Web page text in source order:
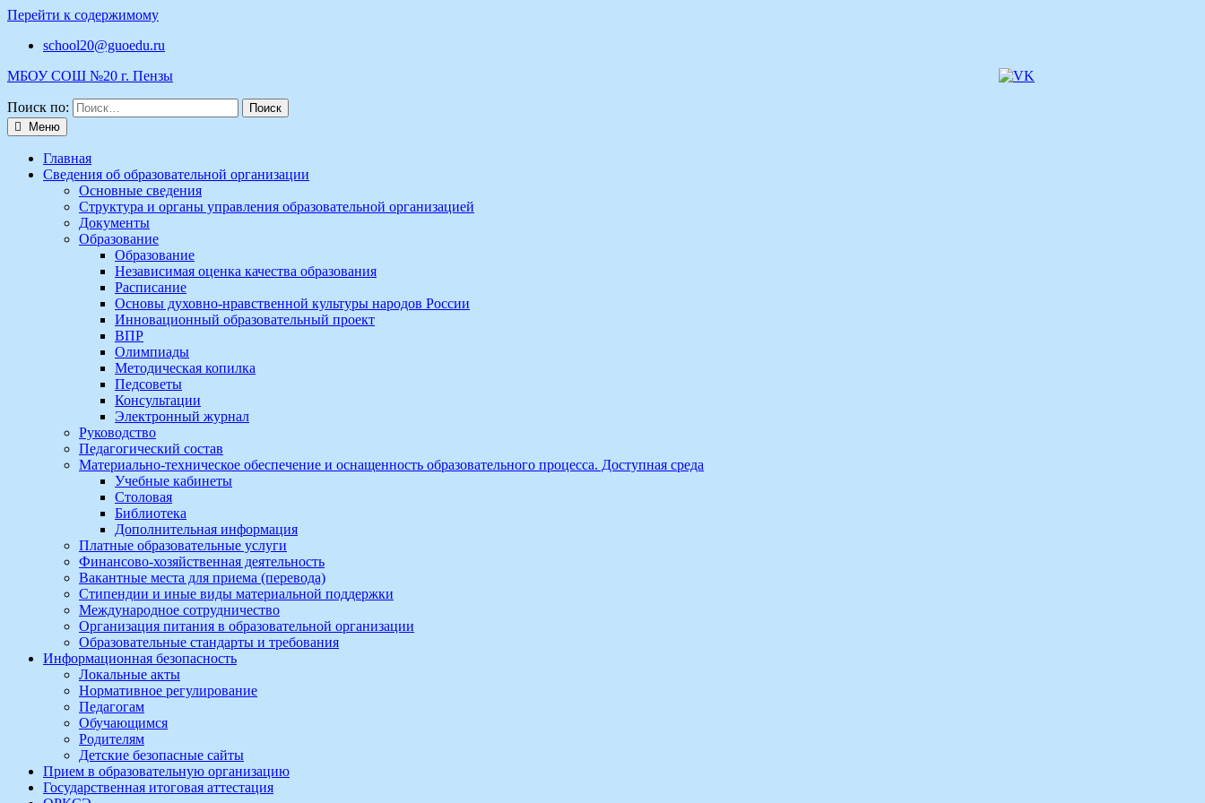
Перейти к содержимому
school20@guoedu.ru
МБОУ СОШ №20 г. Пензы
Поиск по:
Меню
Главная
Сведения об образовательной организации
Основные сведения
Структура и органы управления образовательной организацией
Документы
Образование
Образование
Независимая оценка качества образования
Расписание
Основы духовно-нравственной культуры народов России
Инновационный образовательный проект
ВПР
Олимпиады
Методическая копилка
Педсоветы
Консультации
Электронный журнал
Руководство
Педагогический состав
Материально-техническое обеспечение и оснащенность образовательного процесса. Доступная среда
Учебные кабинеты
Столовая
Библиотека
Дополнительная информация
Платные образовательные услуги
Финансово-хозяйственная деятельность
Вакантные места для приема (перевода)
Стипендии и иные виды материальной поддержки
Международное сотрудничество
Организация питания в образовательной организации
Образовательные стандарты и требования
Информационная безопасность
Локальные акты
Нормативное регулирование
Педагогам
Обучающимся
Родителям
Детские безопасные сайты
Прием в образовательную организацию
Государственная итоговая аттестация